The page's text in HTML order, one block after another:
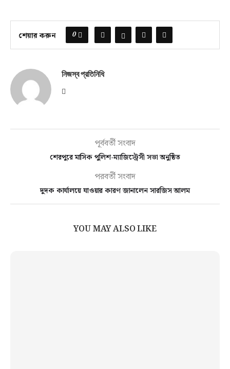
শেয়ার করুন 0
নিজস্ব প্রতিনিধি
পূর্ববর্তী সংবাদ
শেরপুরে মাসিক পুলিশ-ম্যাজিস্ট্রেসী সভা অনুষ্ঠিত
পরবর্তী সংবাদ
দুদক কার্যালয়ে যাওয়ার কারণ জানালেন সারজিস আলম
YOU MAY ALSO LIKE